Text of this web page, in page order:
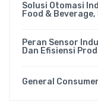
Solusi Otomasi
Food &
Peran Sensor
Dan Efisiensi
General Consumer